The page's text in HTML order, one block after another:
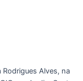
Alves, na